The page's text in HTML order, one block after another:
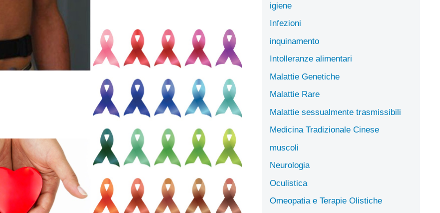
igiene
Infezioni
inquinamento
Intolleranze alimentari
Malattie Genetiche
Malattie Rare
Malattie sessualmente trasmissibili
Medicina Tradizionale Cinese
muscoli
Neurologia
Oculistica
Omeopatia e Terapie Olistiche